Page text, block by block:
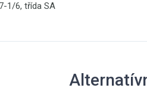
1/6, třída SA